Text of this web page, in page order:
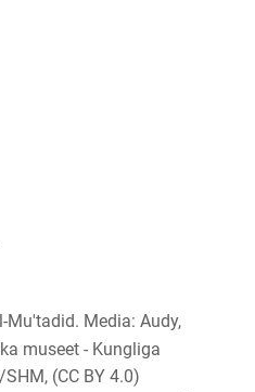
Mu'tadid. Media: Audy,
museet - Kungliga
(CC BY 4.0)